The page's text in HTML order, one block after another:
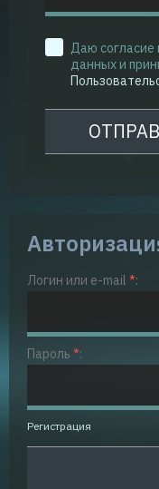
Даю согласие
данных и
Логин или e-mail *:
Пароль *:
Регистрация